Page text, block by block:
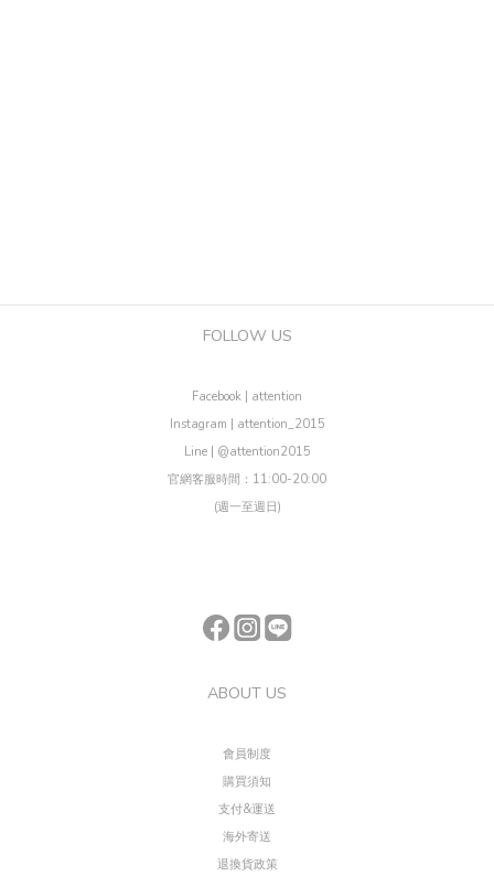
FOLLOW US
Facebook | attention
Instagram | attention_2015
Line | @attention2015
官網客服時間：11:00-20:00
(週一至週日)
ABOUT US
會員制度
購買須知
支付&運送
海外寄送
退換貨政策